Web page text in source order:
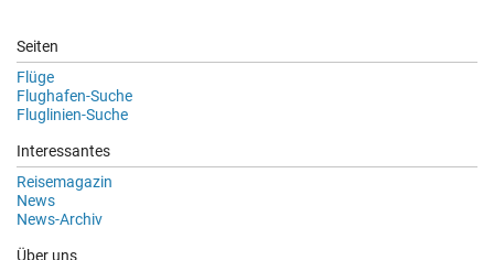
Seiten
Flüge
Flughafen-Suche
Fluglinien-Suche
Interessantes
Reisemagazin
News
News-Archiv
Über uns